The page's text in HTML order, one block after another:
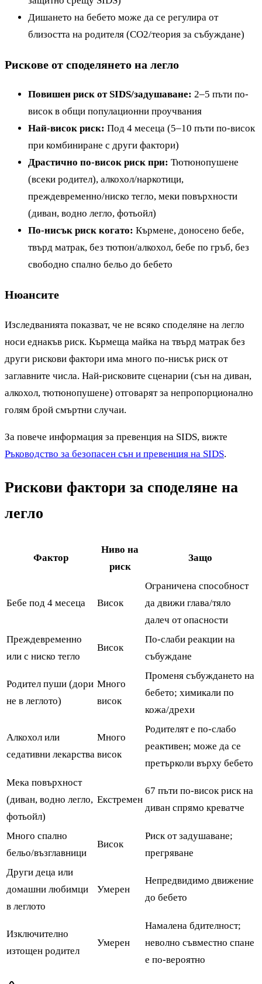
Дишането на бебето може да се регулира от
близостта на родителя (CO2/теория за събуждане)
Рискове от споделянето на легло
Повишен риск от SIDS/задушаване: 2–5 пъти по-
висок в общи популационни проучвания
Най-висок риск: Под 4 месеца (5–10 пъти по-висок
при комбиниране с други фактори)
Драстично по-висок риск при: Тютюнопушене
(всеки родител), алкохол/наркотици,
преждевременно/ниско тегло, меки повърхности
(диван, водно легло, фотьойл)
По-нисък риск когато: Кърмене, доносено бебе,
твърд матрак, без тютюн/алкохол, бебе по гръб, без
свободно спално бельо до бебето
Нюансите
Изследванията показват, че не всяко споделяне на легло
носи еднакъв риск. Кърмеща майка на твърд матрак без
други рискови фактори има много по-нисък риск от
заглавните числа. Най-рисковите сценарии (сън на диван,
алкохол, тютюнопушене) отговарят за непропорционално
голям брой смъртни случаи.
За повече информация за превенция на SIDS, вижте
Ръководство за безопасен сън и превенция на SIDS.
Рискови фактори за споделяне на
легло
Фактор
Ниво на
риск
Защо
Бебе под 4 месеца Висок
Ограничена способност
да движи глава/тяло
далеч от опасности
Преждевременно
или с ниско тегло
Висок
По-слаби реакции на
събуждане
Родител пуши (дори
не в леглото)
Много
висок
Променя събуждането на
бебето; химикали по
кожа/дрехи
Алкохол или
седативни лекарства
Много
висок
Родителят е по-слабо
реактивен; може да се
претърколи върху бебето
Мека повърхност
(диван, водно легло,
фотьойл)
Екстремен
67 пъти по-висок риск на
диван спрямо креватче
Много спално
бельо/възглавници
Висок
Риск от задушаване;
прегряване
Други деца или
домашни любимци
в леглото
Умерен
Непредвидимо движение
до бебето
Изключително
изтощен родител
Умерен
Намалена бдителност;
неволно съвместно спане
е по-вероятно